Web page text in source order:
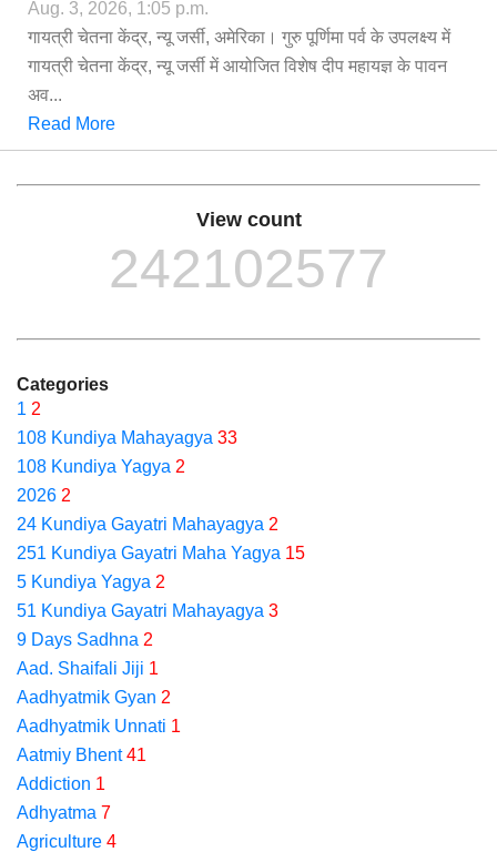
Aug. 3, 2026, 1:05 p.m.
गायत्री चेतना केंद्र, न्यू जर्सी, अमेरिका। गुरु पूर्णिमा पर्व के उपलक्ष्य में
गायत्री चेतना केंद्र, न्यू जर्सी में आयोजित विशेष दीप महायज्ञ के पावन
अव...
Read More
View count
242102577
Categories
1 2
108 Kundiya Mahayagya 33
108 Kundiya Yagya 2
2026 2
24 Kundiya Gayatri Mahayagya 2
251 Kundiya Gayatri Maha Yagya 15
5 Kundiya Yagya 2
51 Kundiya Gayatri Mahayagya 3
9 Days Sadhna 2
Aad. Shaifali Jiji 1
Aadhyatmik Gyan 2
Aadhyatmik Unnati 1
Aatmiy Bhent 41
Addiction 1
Adhyatma 7
Agriculture 4